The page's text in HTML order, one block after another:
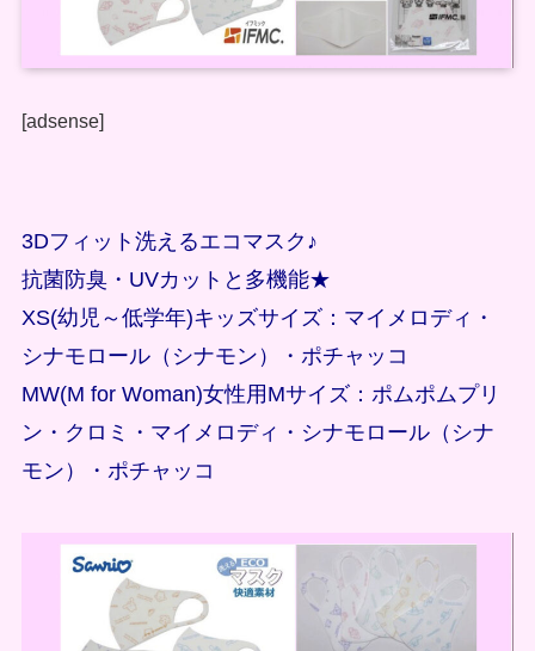
[adsense]
3Dフィット洗えるエコマスク♪
抗菌防臭・UVカットと多機能★
XS(幼児～低学年)キッズサイズ：マイメロディ・
シナモロール（シナモン）・ポチャッコ
MW(M for Woman)女性用Mサイズ：ポムポムプリ
ン・クロミ・マイメロディ・シナモロール（シナ
モン）・ポチャッコ